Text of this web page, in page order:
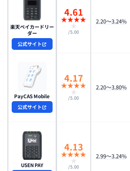
楽天ペイカードリー
ダー
公式サイト
4.61
★★★★
★
/5.00
2.20〜3.24%
PayCAS Mobile
公式サイト
4.17
★★★★
★
/5.00
2.20～3.80%
USEN PAY
4.13
★★★★
★
/5.00
2.99～3.24%